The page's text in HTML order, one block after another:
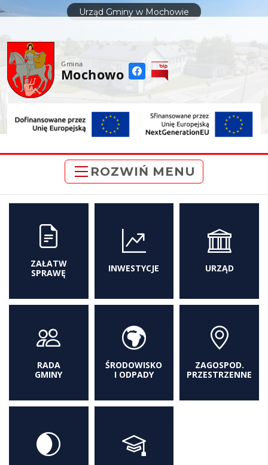
treści
Urząd Gminy w Mochowie
Gmina
Mochowo
ROZWIŃ MENU
ZAŁATW
SPRAWĘ
INWESTYCJE URZĄD
RADA
GMINY
ŚRODOWISKO
I ODPADY
ZAGOSPOD.
PRZESTRZENNE